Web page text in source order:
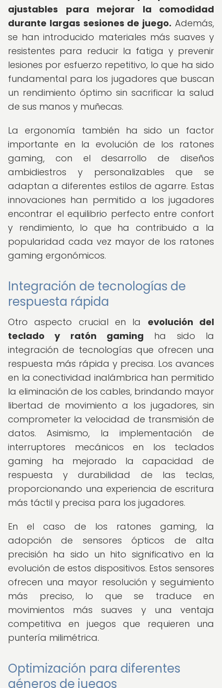
ajustables para mejorar la comodidad
durante largas sesiones de juego. Además,
se han introducido materiales más suaves y
resistentes para reducir la fatiga y prevenir
lesiones por esfuerzo repetitivo, lo que ha sido
fundamental para los jugadores que buscan
un rendimiento óptimo sin sacrificar la salud
de sus manos y muñecas.
La ergonomía también ha sido un factor
importante en la evolución de los ratones
gaming, con el desarrollo de diseños
ambidiestros y personalizables que se
adaptan a diferentes estilos de agarre. Estas
innovaciones han permitido a los jugadores
encontrar el equilibrio perfecto entre confort
y rendimiento, lo que ha contribuido a la
popularidad cada vez mayor de los ratones
gaming ergonómicos.
Integración de tecnologías de
respuesta rápida
Otro aspecto crucial en la evolución del
teclado y ratón gaming ha sido la
integración de tecnologías que ofrecen una
respuesta más rápida y precisa. Los avances
en la conectividad inalámbrica han permitido
la eliminación de los cables, brindando mayor
libertad de movimiento a los jugadores, sin
comprometer la velocidad de transmisión de
datos. Asimismo, la implementación de
interruptores mecánicos en los teclados
gaming ha mejorado la capacidad de
respuesta y durabilidad de las teclas,
proporcionando una experiencia de escritura
más táctil y precisa para los jugadores.
En el caso de los ratones gaming, la
adopción de sensores ópticos de alta
precisión ha sido un hito significativo en la
evolución de estos dispositivos. Estos sensores
ofrecen una mayor resolución y seguimiento
más preciso, lo que se traduce en
movimientos más suaves y una ventaja
competitiva en juegos que requieren una
puntería milimétrica.
Optimización para diferentes
géneros de juegos